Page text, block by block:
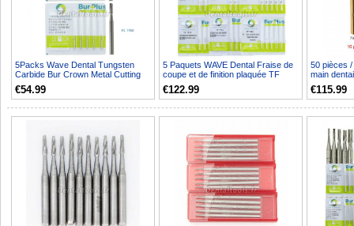
5Packs Wave Dental Tungsten
Carbide Bur Crown Metal Cutting
Straight Fissure 195...
€54.99
5 Paquets WAVE Dental Fraise de
coupe et de finition plaquée TF
7004 7406 7408 7...
€122.99
50 pièces
main
carbure
€115.99